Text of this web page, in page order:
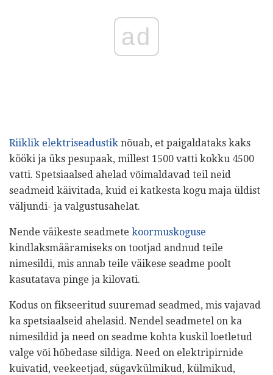
ad
Riiklik elektriseadustik nõuab, et paigaldataks kaks
kööki ja üks pesupaak, millest 1500 vatti kokku 4500
vatti. Spetsiaalsed ahelad võimaldavad teil neid
seadmeid käivitada, kuid ei katkesta kogu maja üldist
väljundi- ja valgustusahelat.
Nende väikeste seadmete koormuskoguse
kindlaksmääramiseks on tootjad andnud teile
nimesildi, mis annab teile väikese seadme poolt
kasutatava pinge ja kilovati.
Kodus on fikseeritud suuremad seadmed, mis vajavad
ka spetsiaalseid ahelasid. Nendel seadmetel on ka
nimesildid ja need on seadme kohta kuskil loetletud
valge või hõbedase sildiga. Need on elektripirnide
kuivatid, veekeetjad, sügavkülmikud, külmikud,